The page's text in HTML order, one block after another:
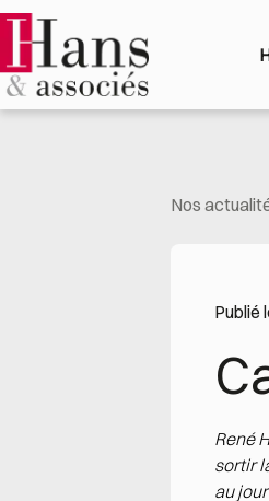
contenu
Nos
Publié
René
sortir
au